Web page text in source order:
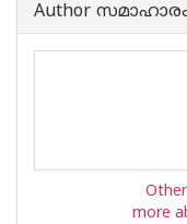
Author
more